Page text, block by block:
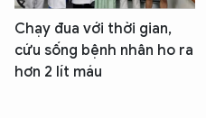
Chạy đua với thời gian,
cứu sống bệnh nhân ho ra
hơn 2 lít máu